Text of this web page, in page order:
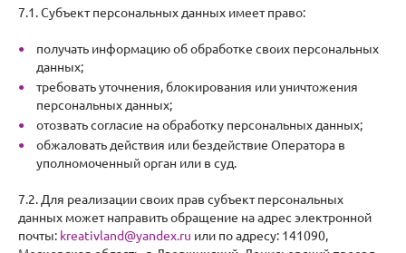
7.1. Субъект персональных данных имеет право:
получать информацию об обработке своих персональных
данных;
требовать уточнения, блокирования или уничтожения
персональных данных;
отозвать согласие на обработку персональных данных;
обжаловать действия или бездействие Оператора в
уполномоченный орган или в суд.
7.2. Для реализации своих прав субъект персональных
данных может направить обращение на адрес электронной
почты: kreativland@yandex.ru или по адресу: 141090,